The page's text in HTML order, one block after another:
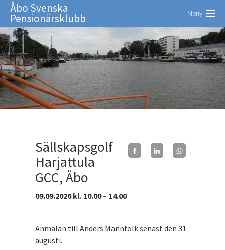
Åbo Svenska
Pensionärsklubb Meny
Sällskapsgolf
Harjattula
GCC, Åbo
09.09.2026 kl. 10.00 – 14.00
Anmälan till Anders Mannfolk senast den 31
augusti.